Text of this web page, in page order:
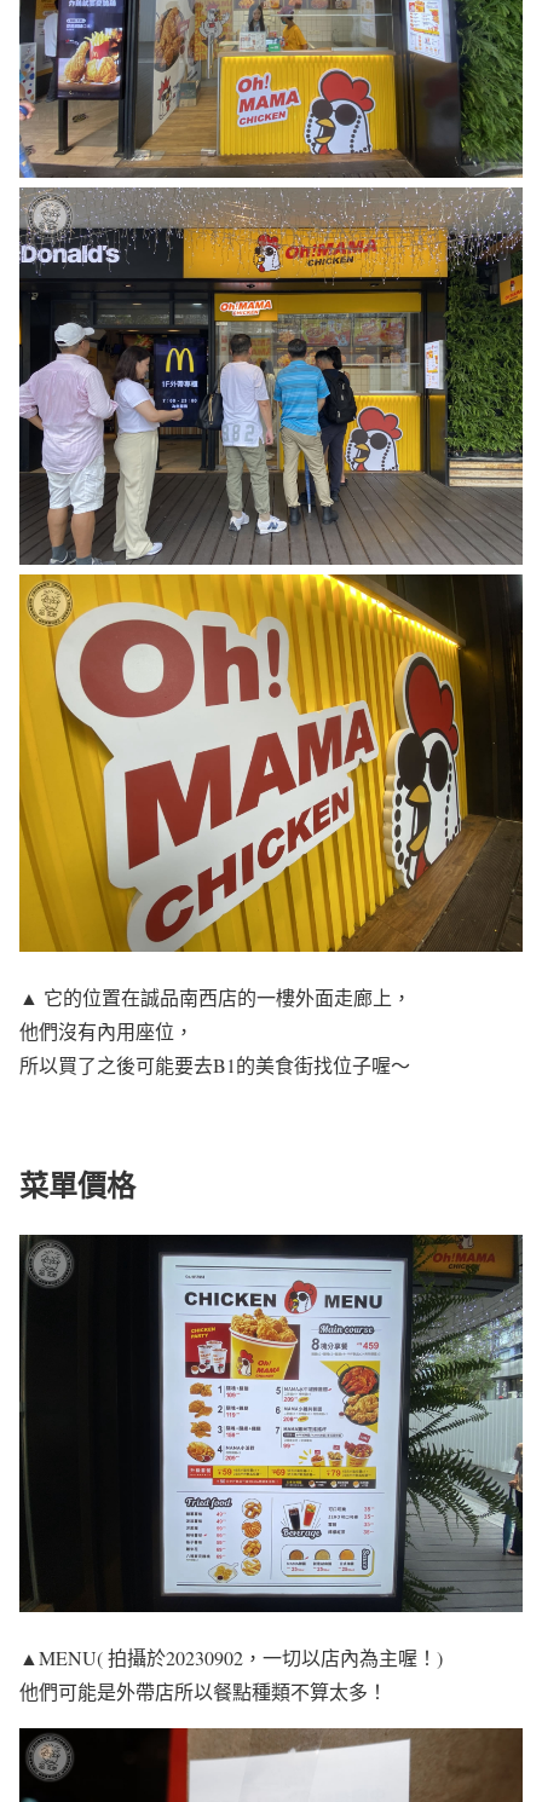
▲ 它的位置在誠品南西店的一樓外面走廊上，
他們沒有內用座位，
所以買了之後可能要去B1的美食街找位子喔～
菜單價格
▲MENU( 拍攝於20230902，一切以店內為主喔！)
他們可能是外帶店所以餐點種類不算太多！